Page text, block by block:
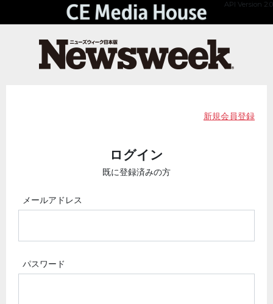
API Version 2.0
新規会員登録
ログイン
既に登録済みの方
メールアドレス
パスワード